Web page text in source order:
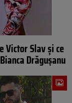
Victor Slav și ce
Drăgușanu